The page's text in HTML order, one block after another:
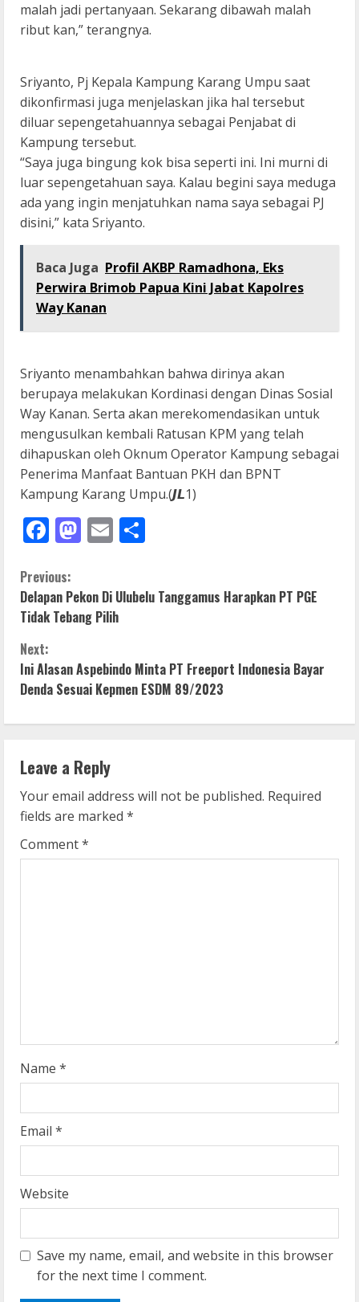
malah jadi pertanyaan. Sekarang dibawah malah
ribut kan,” terangnya.
Sriyanto, Pj Kepala Kampung Karang Umpu saat
dikonfirmasi juga menjelaskan jika hal tersebut
diluar sepengetahuannya sebagai Penjabat di
Kampung tersebut.
“Saya juga bingung kok bisa seperti ini. Ini murni di
luar sepengetahuan saya. Kalau begini saya meduga
ada yang ingin menjatuhkan nama saya sebagai PJ
disini,” kata Sriyanto.
Baca Juga Profil AKBP Ramadhona, Eks
Perwira Brimob Papua Kini Jabat Kapolres
Way Kanan
Sriyanto menambahkan bahwa dirinya akan
berupaya melakukan Kordinasi dengan Dinas Sosial
Way Kanan. Serta akan merekomendasikan untuk
mengusulkan kembali Ratusan KPM yang telah
dihapuskan oleh Oknum Operator Kampung sebagai
Penerima Manfaat Bantuan PKH dan BPNT
Kampung Karang Umpu.(𝙅𝙇1)
Facebook
Mastodon
Email
C
o
n
t
i
n
u
e
R
g
Previous:
Delapan Pekon Di Ulubelu Tanggamus Harapkan PT PGE
Tidak Tebang Pilih
Next:
Ini Alasan Aspebindo Minta PT Freeport Indonesia Bayar
Denda Sesuai Kepmen ESDM 89/2023
Leave a Reply
Your email address will not be published. Required
fields are marked *
Comment*
Name *
Email *
Website
Save my name, email, and website in this browser
for the next time I comment.